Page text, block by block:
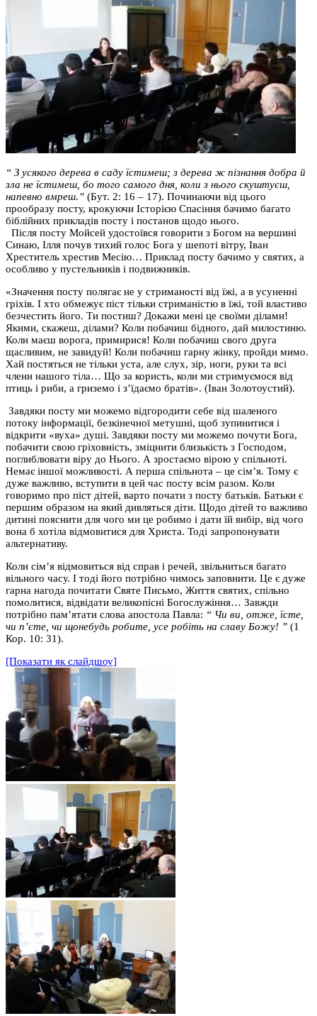
“ З усякого дерева в саду їстимеш; з дерева ж пізнання добра й
зла не їстимеш, бо того самого дня, коли з нього скуштуєш,
напевно вмреш.” (Бут. 2: 16 – 17). Починаючи від цього
прообразу посту, крокуючи Історією Спасіння бачимо багато
біблійних прикладів посту і постанов щодо нього.
Після посту Мойсей удостоївся говорити з Богом на вершині
Синаю, Ілля почув тихий голос Бога у шепоті вітру, Іван
Хреститель хрестив Месію… Приклад посту бачимо у святих, а
особливо у пустельників і подвижників.
«Значення посту полягає не у стриманості від їжі, а в усуненні
гріхів. І хто обмежує піст тільки стриманістю в їжі, той властиво
безчестить його. Ти постиш? Докажи мені це своїми ділами!
Якими, скажеш, ділами? Коли побачиш бідного, дай милостиню.
Коли маєш ворога, примирися! Коли побачиш свого друга
щасливим, не завидуй! Коли побачиш гарну жінку, пройди мимо.
Хай постяться не тільки уста, але слух, зір, ноги, руки та всі
члени нашого тіла… Що за користь, коли ми стримуємося від
птиць і риби, а гриземо і з’їдаємо братів». (Іван Золотоустий).
Завдяки посту ми можемо відгородити себе від шаленого
потоку інформації, безкінечної метушні, щоб зупинитися і
відкрити «вуха» душі. Завдяки посту ми можемо почути Бога,
побачити свою гріховність, зміцнити близькість з Господом,
поглиблювати віру до Нього. А зростаємо вірою у спільноті.
Немає іншої можливості. А перша спільнота – це сім’я. Тому є
дуже важливо, вступити в цей час посту всім разом. Коли
говоримо про піст дітей, варто почати з посту батьків. Батьки є
першим образом на який дивляться діти. Щодо дітей то важливо
дитині пояснити для чого ми це робимо і дати їй вибір, від чого
вона б хотіла відмовитися для Христа. Тоді запропонувати
альтернативу.
Коли сім’я відмовиться від справ і речей, звільниться багато
вільного часу. І тоді його потрібно чимось заповнити. Це є дуже
гарна нагода почитати Святе Письмо, Життя святих, спільно
помолитися, відвідати великопісні Богослужіння… Завжди
потрібно пам’ятати слова апостола Павла: “ Чи ви, отже, їсте,
чи п’єте, чи щонебудь робите, усе робіть на славу Божу! ” (1
Кор. 10: 31).
[Показати як слайдшоу]